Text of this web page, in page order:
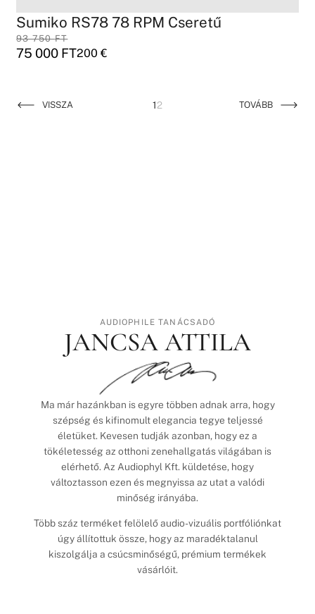
Sumiko RS78 78 RPM Cseretű
93 750FT
75 000 FT200€
VISSZA 12 TOVÁBB
AUDIOPHILE TANÁCSADÓ
JANCSA ATTILA
Ma már hazánkban is egyre többen adnak arra, hogy
szépség és kifinomult elegancia tegye teljessé
életüket. Kevesen tudják azonban, hogy ez a
tökéletesség az otthoni zenehallgatás világában is
elérhető. Az Audiophyl Kft. küldetése, hogy
változtasson ezen és megnyissa az utat a valódi
minőség irányába.
Több száz terméket felölelő audio-vizuális portfóliónkat
úgy állítottuk össze, hogy az maradéktalanul
kiszolgálja a csúcsminőségű, prémium termékek
vásárlóit.